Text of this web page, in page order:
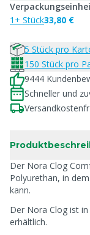
1+ Stück33,80 €
5 Stück pro
150 Stück pro
9444
Schneller und
Der Nora Clog
Polyurethan, in
kann.
Der Nora Clog ist
erhältlich.